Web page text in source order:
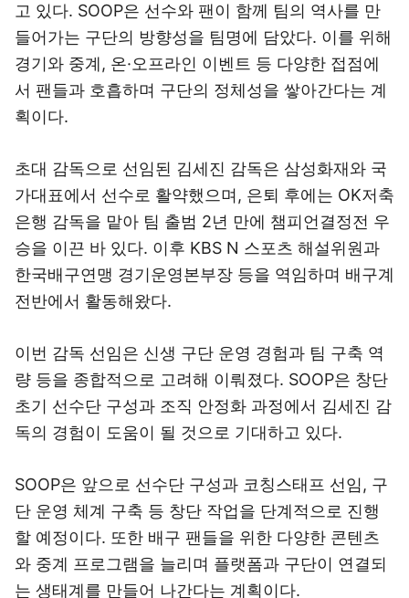
고 있다. SOOP은 선수와 팬이 함께 팀의 역사를 만
들어가는 구단의 방향성을 팀명에 담았다. 이를 위해
경기와 중계, 온·오프라인 이벤트 등 다양한 접점에
서 팬들과 호흡하며 구단의 정체성을 쌓아간다는 계
획이다.
초대 감독으로 선임된 김세진 감독은 삼성화재와 국
가대표에서 선수로 활약했으며, 은퇴 후에는 OK저축
은행 감독을 맡아 팀 출범 2년 만에 챔피언결정전 우
승을 이끈 바 있다. 이후 KBS N 스포츠 해설위원과
한국배구연맹 경기운영본부장 등을 역임하며 배구계
전반에서 활동해왔다.
이번 감독 선임은 신생 구단 운영 경험과 팀 구축 역
량 등을 종합적으로 고려해 이뤄졌다. SOOP은 창단
초기 선수단 구성과 조직 안정화 과정에서 김세진 감
독의 경험이 도움이 될 것으로 기대하고 있다.
SOOP은 앞으로 선수단 구성과 코칭스태프 선임, 구
단 운영 체계 구축 등 창단 작업을 단계적으로 진행
할 예정이다. 또한 배구 팬들을 위한 다양한 콘텐츠
와 중계 프로그램을 늘리며 플랫폼과 구단이 연결되
는 생태계를 만들어 나간다는 계획이다.